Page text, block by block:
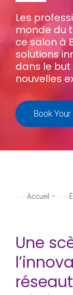
Les
monde du
ce salon à
solutions
dans le
nouvelles
Book
Accueil –
Une